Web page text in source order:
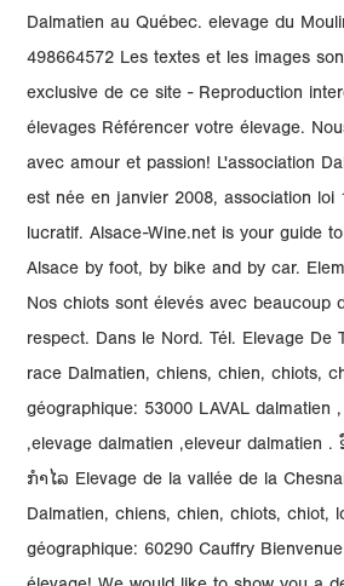
Dalmatien au Québec. elevage du
498664572 Les textes et les images
exclusive de ce site - Reproduction
élevages Référencer votre élevage.
avec amour et passion! L'association
est née en janvier 2008, association loi
lucratif. Alsace-Wine.net is your guide
Alsace by foot, by bike and by car.
Nos chiots sont élevés avec beaucoup
respect. Dans le Nord. Tél. Elevage De
race Dalmatien, chiens, chien, chiots,
géographique: 53000 LAVAL dalmatien
,elevage dalmatien ,eleveur
ກຳໄລ Elevage de la vallée de la
Dalmatien, chiens, chien, chiots, chiot,
géographique: 60290 Cauffry